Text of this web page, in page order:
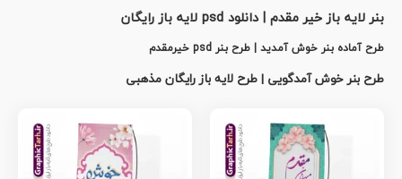
بنر لایه باز خیر مقدم | دانلود psd لایه باز رایگان
طرح آماده بنر خوش آمدید | طرح بنر psd خیرمقدم
طرح بنر خوش آمدگویی | طرح لایه باز رایگان مذهبی